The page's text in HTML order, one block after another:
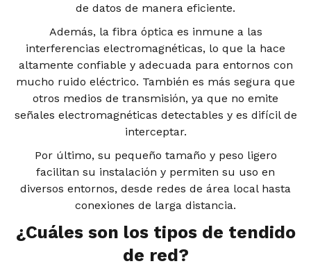
de datos de manera eficiente.
Además, la fibra óptica es inmune a las
interferencias electromagnéticas, lo que la hace
altamente confiable y adecuada para entornos con
mucho ruido eléctrico. También es más segura que
otros medios de transmisión, ya que no emite
señales electromagnéticas detectables y es difícil de
interceptar.
Por último, su pequeño tamaño y peso ligero
facilitan su instalación y permiten su uso en
diversos entornos, desde redes de área local hasta
conexiones de larga distancia.
¿Cuáles son los tipos de tendido
de red?